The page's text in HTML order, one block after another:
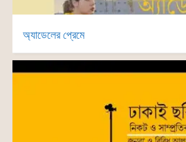
অ্যাডেলের প্রেমে